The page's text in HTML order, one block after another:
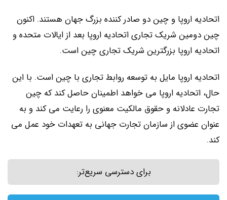
اتحادیه اروپا و چین دو صادر کننده بزرگ جهان هستند. اکنون
چین دومین شریک تجاری اتحادیه اروپا بعد از ایالات متحده و
اتحادیه اروپا بزرگترین شریک تجاری چین است.
اتحادیه اروپا مایل به توسعه روابط تجاری با چین است. با این
حال، اتحادیه اروپا می خواهد اطمینان حاصل کند که چین
تجارت عادلانه و حقوق مالکیت معنوی را رعایت می کند و به
عنوان عضوی از سازمان تجارت جهانی به تعهدات خود عمل می
کند.
برای دسترسی سریع‌تر: